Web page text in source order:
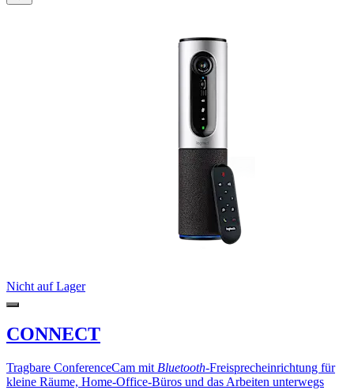
Nicht auf Lager
CONNECT
Tragbare ConferenceCam mit Bluetooth-Freisprecheinrichtung für
kleine Räume, Home-Office-Büros und das Arbeiten unterwegs